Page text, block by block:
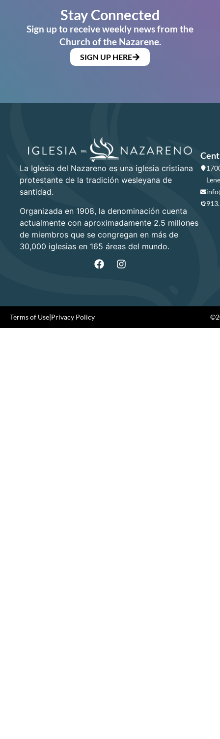
Stay Connected
Sign up to receive weekly news from the
Church of the Nazarene.
SIGN UP HERE
La Iglesia del Nazareno es una iglesia cristiana
protestante de la tradición wesleyana de
santidad.
Organizada en 1908, la denominación cuenta
actualmente con aproximadamente 2.5 millones
de miembros que se congregan en más de
30,000 iglesias en 165 áreas del mundo.
Terms of Use|Privacy Policy